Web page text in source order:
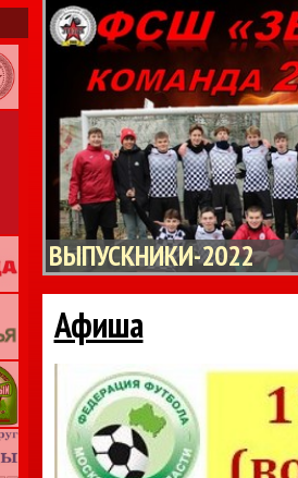
ВЫПУСКНИКИ-2022
Афиша